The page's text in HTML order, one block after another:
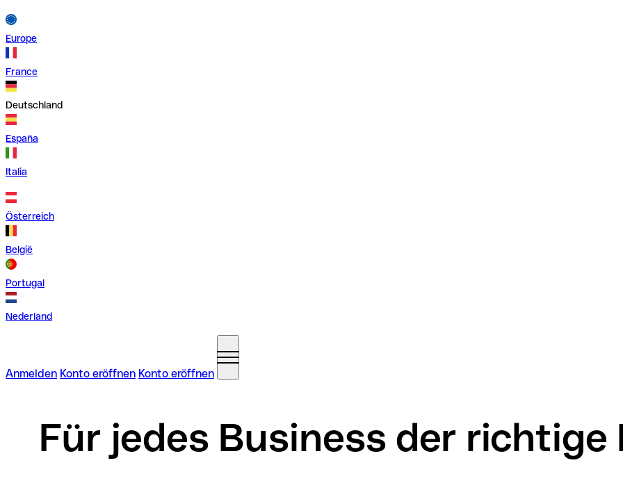
Europe
France
Deutschland
España
Italia
Österreich
België
Portugal
Nederland
Anmelden Konto eröffnen Konto eröffnen
Für jedes Business der richtige